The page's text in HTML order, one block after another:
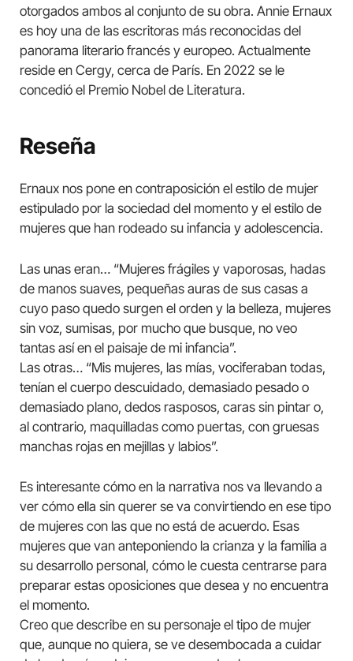
otorgados ambos al conjunto de su obra. Annie Ernaux
es hoy una de las escritoras más reconocidas del
panorama literario francés y europeo. Actualmente
reside en Cergy, cerca de París. En 2022 se le
concedió el Premio Nobel de Literatura.
Reseña
Ernaux nos pone en contraposición el estilo de mujer
estipulado por la sociedad del momento y el estilo de
mujeres que han rodeado su infancia y adolescencia.
Las unas eran… “Mujeres frágiles y vaporosas, hadas
de manos suaves, pequeñas auras de sus casas a
cuyo paso quedo surgen el orden y la belleza, mujeres
sin voz, sumisas, por mucho que busque, no veo
tantas así en el paisaje de mi infancia”.
Las otras… “Mis mujeres, las mías, vociferaban todas,
tenían el cuerpo descuidado, demasiado pesado o
demasiado plano, dedos rasposos, caras sin pintar o,
al contrario, maquilladas como puertas, con gruesas
manchas rojas en mejillas y labios”.
Es interesante cómo en la narrativa nos va llevando a
ver cómo ella sin querer se va convirtiendo en ese tipo
de mujeres con las que no está de acuerdo. Esas
mujeres que van anteponiendo la crianza y la familia a
su desarrollo personal, cómo le cuesta centrarse para
preparar estas oposiciones que desea y no encuentra
el momento.
Creo que describe en su personaje el tipo de mujer
que, aunque no quiera, se ve desembocada a cuidar